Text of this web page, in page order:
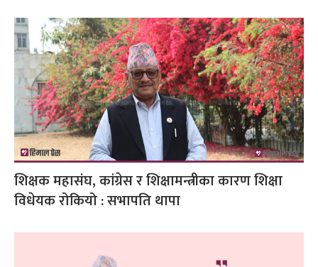
शिक्षक महासंघ, कांग्रेस र शिक्षामन्त्रीका कारण शिक्षा
विधेयक रोकियो : सभापति थापा